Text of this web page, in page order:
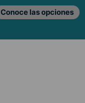
Conoce las opciones